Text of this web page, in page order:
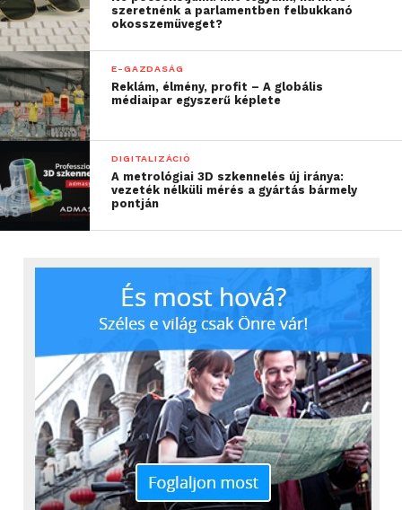
szeretnénk a parlamentben felbukkanó
okosszemüveget?
E-GAZDASÁG
Reklám, élmény, profit – A globális
médiaipar egyszerű képlete
DIGITALIZÁCIÓ
A metrológiai 3D szkennelés új iránya:
vezeték nélküli mérés a gyártás bármely
pontján